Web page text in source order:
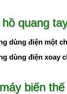
quang
dùng điện một
dùng điện xoay
biến